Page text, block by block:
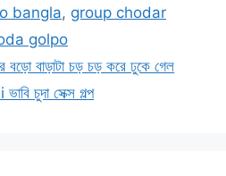
bangla, group chodar
golpo
বড়ো বাড়াটা চড় চড় করে ঢুকে গেল
চুদা সেক্স গল্প